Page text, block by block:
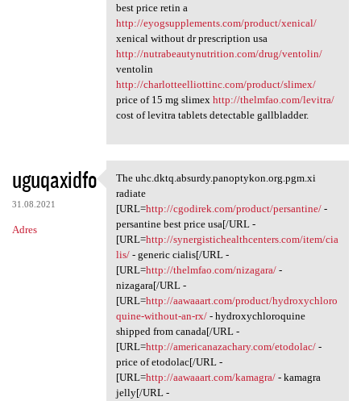
best price retin a
http://eyogsupplements.com/product/xenical/
xenical without dr prescription usa
http://nutrabeautynutrition.com/drug/ventolin/
ventolin
http://charlotteelliottinc.com/product/slimex/
price of 15 mg slimex http://thelmfao.com/levitra/
cost of levitra tablets detectable gallbladder.
uguqaxidfo
31.08.2021
Adres
The uhc.dktq.absurdy
The uhc.dktq.absurdy.panoptykon.org.pgm.xi
radiate
[URL=http://cgodirek.com/product/persantine/-
persantine best price usa[/URL -
[URL=http://synergistichealthcenters.com/item/cia
lis/- generic cialis[/URL -
[URL=http://thelmfao.com/nizagara/-
nizagara[/URL -
[URL=http://aawaaart.com/product/hydroxychloro
quine-without-an-rx/- hydroxychloroquine
shipped from canada[/URL -
[URL=http://americanazachary.com/etodolac/-
price of etodolac[/URL -
[URL=http://aawaaart.com/kamagra/- kamagra
jelly[/URL -